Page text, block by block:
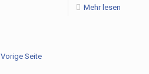
Mehr lesen
Vorige Seite